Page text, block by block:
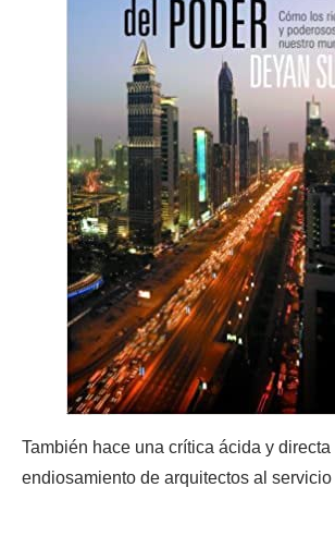
También hace una crítica ácida y directa
endiosamiento de arquitectos al